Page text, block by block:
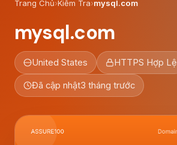
Trang Chủ›Kiểm Tra›mysql.com
mysql.com
United States HTTPS Hợp Lệ
Đã cập nhật3 tháng trước